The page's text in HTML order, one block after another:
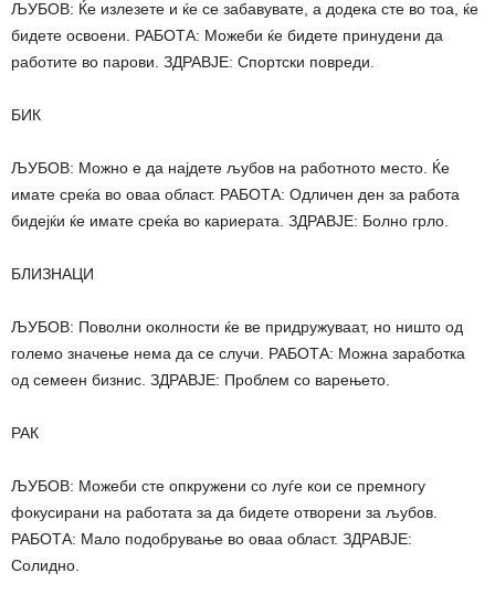
ЉУБОВ: Ќе излезете и ќе се забавувате, а додека сте во тоа, ќе
бидете освоени. РАБОТА: Можеби ќе бидете принудени да
работите во парови. ЗДРАВЈЕ: Спортски повреди.
БИК
ЉУБОВ: Можно е да најдете љубов на работното место. Ќе
имате среќа во оваа област. РАБОТА: Одличен ден за работа
бидејќи ќе имате среќа во кариерата. ЗДРАВЈЕ: Болно грло.
БЛИЗНАЦИ
ЉУБОВ: Поволни околности ќе ве придружуваат, но ништо од
големо значење нема да се случи. РАБОТА: Можна заработка
од семеен бизнис. ЗДРАВЈЕ: Проблем со варењето.
РАК
ЉУБОВ: Можеби сте опкружени со луѓе кои се премногу
фокусирани на работата за да бидете отворени за љубов.
РАБОТА: Мало подобрување во оваа област. ЗДРАВЈЕ:
Солидно.